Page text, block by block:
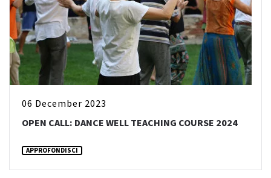
06 December 2023
OPEN CALL: DANCE WELL TEACHING COURSE 2024
APPROFONDISCI